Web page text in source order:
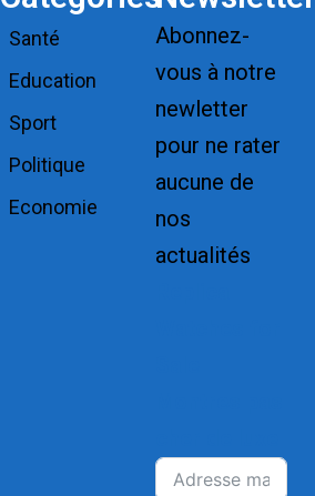
Santé
Education
Sport
Politique
Economie
Abonnez-
vous à notre
newletter
pour ne rater
aucune de
nos
actualités